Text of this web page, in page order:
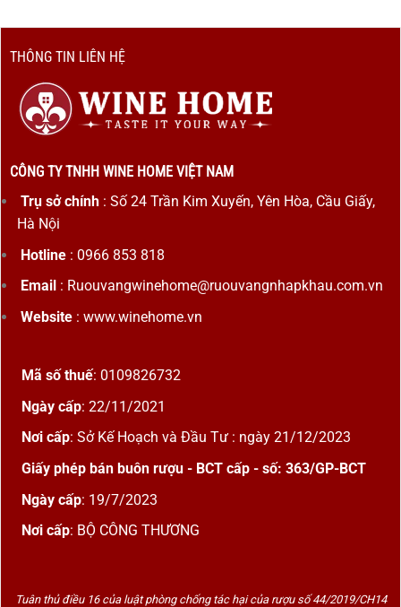
THÔNG TIN LIÊN HỆ
CÔNG TY TNHH WINE HOME VIỆT NAM
Trụ sở chính: Số 24 Trần Kim Xuyến, Yên Hòa, Cầu Giấy,
Hà Nội
Hotline: 0966 853 818
Email : Ruouvangwinehome@ruouvangnhapkhau.com.vn
Website: www.winehome.vn
Mã số thuế: 0109826732
Ngày cấp: 22/11/2021
Nơi cấp: Sở Kế Hoạch và Đầu Tư : ngày 21/12/2023
Giấy phép bán buôn rượu - BCT cấp - số: 363/GP-BCT
Ngày cấp: 19/7/2023
Nơi cấp: BỘ CÔNG THƯƠNG
Tuân thủ điều 16 của luật phòng chống tác hại của rượu số 44/2019/CH14